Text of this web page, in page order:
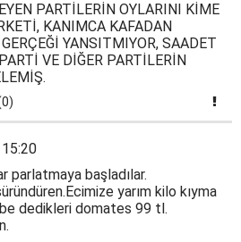
PARTİLERİN OYLARINI KİME
KANIMCA KAFADAN
YANSITMIYOR, SAADET
VE DİĞER PARTİLERİN
parlatmaya başladılar.
yarım kilo kıyma
dedikleri domates 99 tl.